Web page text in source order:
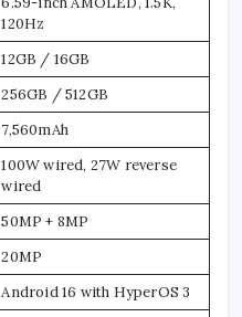
120Hz
12GB / 16GB
256GB / 512GB
7,560mAh
100W wired, 27W reverse
wired
50MP + 8MP
20MP
Android 16 with HyperOS 3